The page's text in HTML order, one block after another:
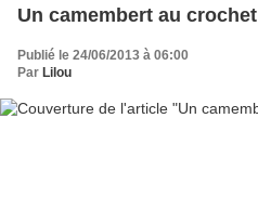
Un camembert au crochet
Publié le 24/06/2013 à 06:00
Par Lilou